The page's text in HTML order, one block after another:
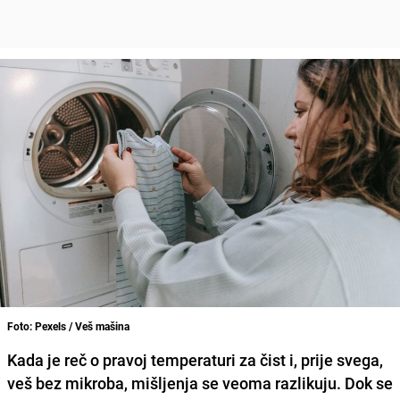
Foto: Pexels / Veš mašina
Kada je reč o pravoj temperaturi za čist i, prije svega,
veš bez mikroba, mišljenja se veoma razlikuju. Dok se